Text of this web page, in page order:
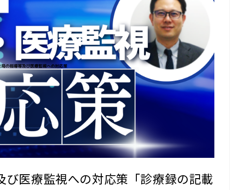
び医療監視への対応策「診療録の記載